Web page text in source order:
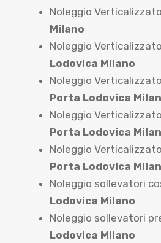
Noleggio
Milano
Noleggio
Lodovica Milano
Noleggio
Porta Lodovica
Noleggio
Porta Lodovica
Noleggio
Porta Lodovica
Noleggio sollevatori
Lodovica Milano
Noleggio sollevatori
Lodovica Milano